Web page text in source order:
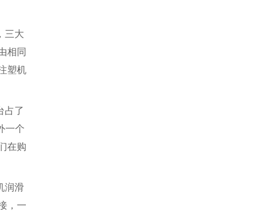
三大
相同
塑机
占了
一个
在购
润滑
，一